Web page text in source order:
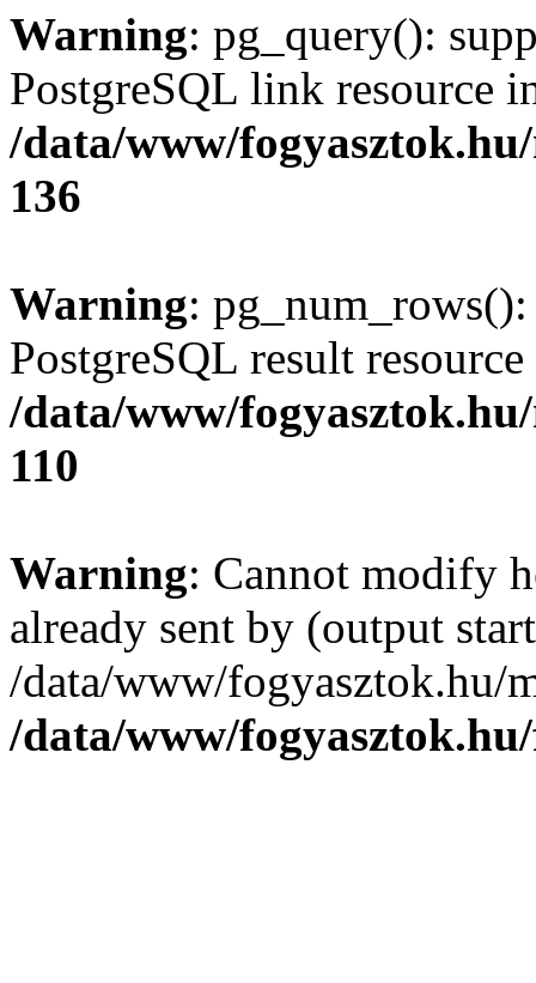
Warning: pg_query():
PostgreSQL link resource
/data/www/
136
Warning:
PostgreSQL result
/data/www/
110
Warning: Cannot modify
already sent by (output
/data/www/fogyasztok.hu/
/data/www/